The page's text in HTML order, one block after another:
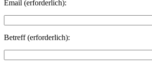
Email (erforderlich):
Betreff (erforderlich):